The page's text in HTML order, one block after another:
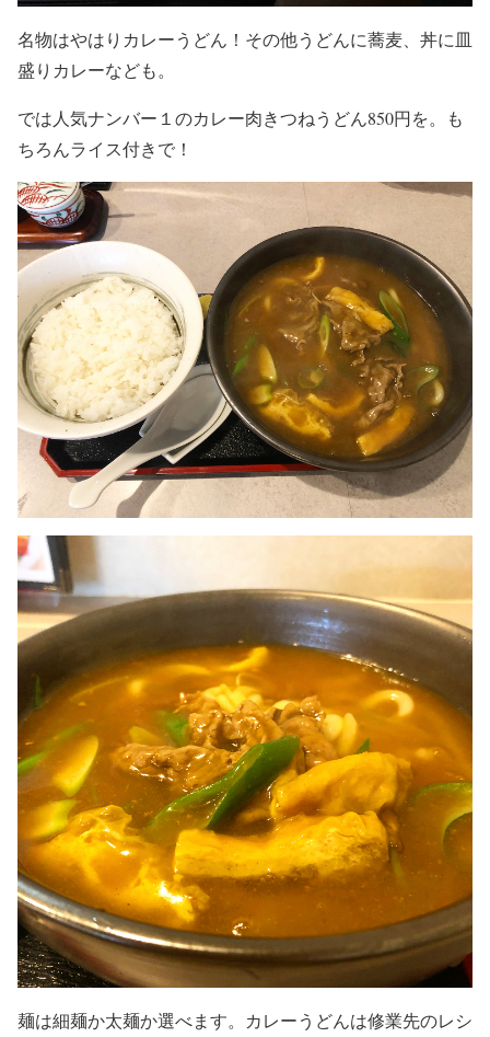
名物はやはりカレーうどん！その他うどんに蕎麦、丼に皿
盛りカレーなども。
では人気ナンバー１のカレー肉きつねうどん850円を。も
ちろんライス付きで！
麺は細麺か太麺か選べます。カレーうどんは修業先のレシ